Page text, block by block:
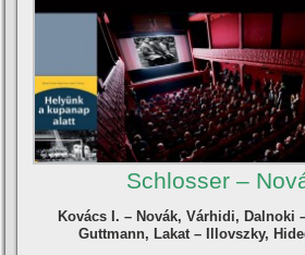
Schlosser –
Kovács I. – Novák, Várhidi, Dalnoki
Guttmann, Lakat – Illovszky,